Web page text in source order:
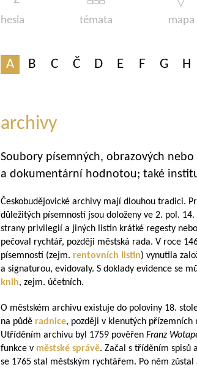
hesla témata mapa
A B C Č D E F G H
archivy
Soubory písemných, obrazových
a dokumentární hodnotou; také
Českobudějovické archivy mají dlouhou tradici.
důležitých písemností jsou doloženy ve 2. pol.
strany privilegií a jiných listin krátké regesty
pečoval rychtář, později městská rada. V roce
písemností (zejm. rentovních listin) vynutila
a signaturou, evidovaly. S doklady evidence se
knih, zejm. účetních.
O městském archivu existuje do poloviny 18.
na půdě radnice, později v klenutých přízemních
Utříděním archivu byl 1759 pověřen Franz
funkce v městské správě. Začal s tříděním spisů
se 1765 stal městským rychtářem. Po něm